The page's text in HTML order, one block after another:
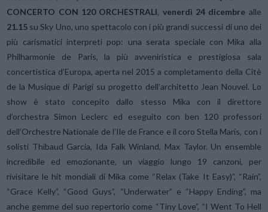
CONCERTO CON 120 ORCHESTRALI, venerdì 24 dicembre alle
21.15 su Sky Uno, uno spettacolo con i più grandi successi di uno dei
più carismatici interpreti pop: una serata speciale con Mika alla
Philharmonie de Paris, la più avveniristica e prestigiosa sala
concertistica d’Europa, aperta nel 2015 a completamento della Citè
de la Musique di Parigi su progetto dell’architetto Jean Nouvel. Lo
show è stato concepito dallo stesso Mika con il direttore
d’orchestra Simon Leclerc ed eseguito con ben 120 professori
dell’Orchestre Nationale de l’Ile de France e il coro Stella Maris, con i
solisti Thibaud Garcia, Ida Falk Winland, Max Taylor. Un ensemble
incredibile ed emozionante, un viaggio lungo 19 canzoni, per
rivisitare le hit mondiali di Mika come “Relax (Take It Easy)”, “Rain”,
“Grace Kelly”, “Good Guys”, “Underwater” e “Happy Ending”, ma
anche gemme del suo repertorio come “Tiny Love”, “I Went To Hell